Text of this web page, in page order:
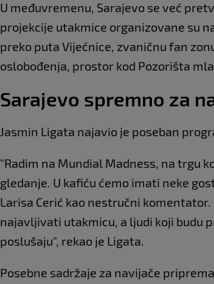
U međuvremenu, Sarajevo se već
projekcije utakmice organizovane su
preko puta Vijećnice, zvaničnu fan
oslobođenja, prostor kod Pozorišta
Sarajevo spremno za
Jasmin Ligata najavio je poseban
"Radim na Mundial Madness, na trgu
gledanje. U kafiću ćemo imati neke
Larisa Cerić kao nestručni
najavljivati utakmicu, a ljudi koji budu
poslušaju", rekao je Ligata.
Posebne sadržaje za navijače